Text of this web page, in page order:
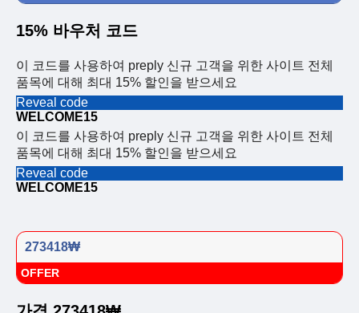
15% 바우처 코드
이 코드를 사용하여 preply 신규 고객을 위한 사이트 전체
품목에 대해 최대 15% 할인을 받으세요
Reveal code
WELCOME15
이 코드를 사용하여 preply 신규 고객을 위한 사이트 전체
품목에 대해 최대 15% 할인을 받으세요
Reveal code
WELCOME15
273418₩
OFFER